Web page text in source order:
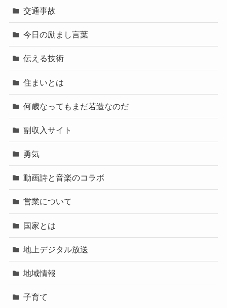
交通事故
今日の励まし言葉
伝える技術
住まいとは
何歳なってもまだ若造なのだ
副収入サイト
勇気
動画詩と音楽のコラボ
営業について
国家とは
地上デジタル放送
地域情報
子育て